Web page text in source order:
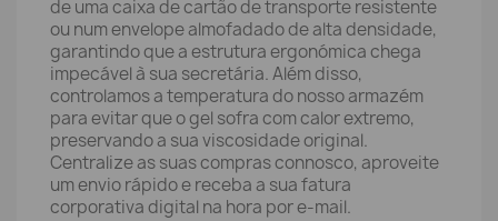
de uma caixa de cartão de transporte resistente
ou num envelope almofadado de alta densidade,
garantindo que a estrutura ergonómica chega
impecável à sua secretária. Além disso,
controlamos a temperatura do nosso armazém
para evitar que o gel sofra com calor extremo,
preservando a sua viscosidade original.
Centralize as suas compras connosco, aproveite
um envio rápido e receba a sua fatura
corporativa digital na hora por e-mail.